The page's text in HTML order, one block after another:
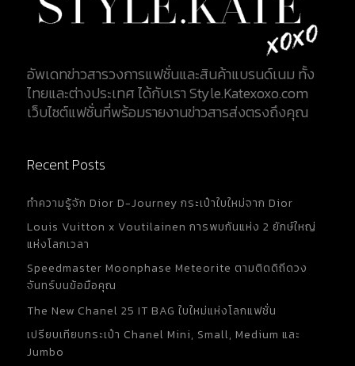
อัพเดทข่าวสารวงการแฟชั่นและสินค้าแบรนด์เนม ทั้ง
ไทยและต่างประเทศ ได้กับเรา Style.Katexoxo.com
เว็บไซต์แฟชั่นที่พร้อมรายงานข่าวสารส่งตรงถึงคุณ
Recent Posts
ทำความรู้จัก Dior D-Journey กระเป๋าใบใหม่จาก Dior
Louis Vuitton x Voutilainen การพบกันแห่ง 2 ยักษ์ใหญ่
แห่งโลกเวลา
Speedmaster Moonphase Meteorite ตามติดดิถีดวง
จันทร์บนข้อมือคุณ
The New Chanel 25 IT BAG ใบใหม่แห่งโลกแฟชั่น
เปรียบเทียบกระเป๋า Chanel Mini, Small, Medium และ
Jumbo